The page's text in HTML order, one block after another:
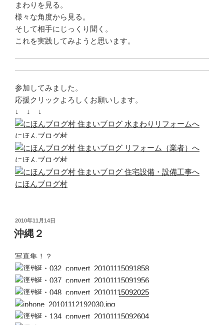
まわりを見る。
様々な角度から見る。
そして相手にじっくり聞く。
これを実践してみようと思います。
参加してみました。
応援クリックよろしくお願いします。
↓ ↓ ↓
にほんブログ村
にほんブログ村
にほんブログ村
投
稿
日:
2010年11月14日
沖縄２
写真集！？